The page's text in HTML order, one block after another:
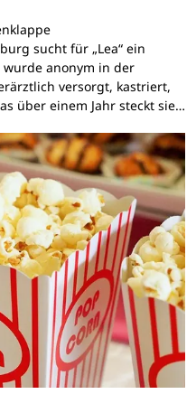
sucht für „Lea“ ein
wurde anonym in der
versorgt, kastriert,
über einem Jahr steckt sie…